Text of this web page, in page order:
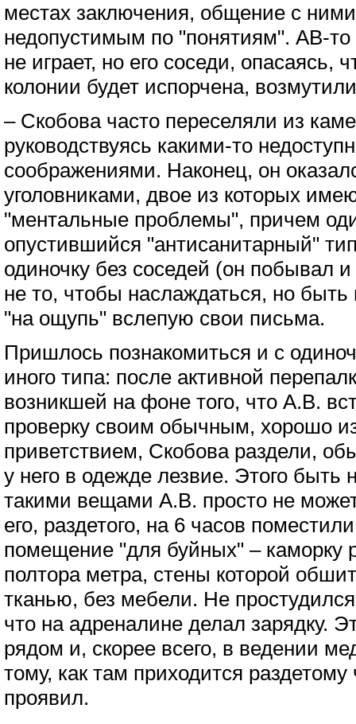
местах заключения, общение с ними
недопустимым по "понятиям". АВ-то
не играет, но его соседи, опасаясь,
колонии будет испорчена,
– Скобова часто переселяли из
руководствуясь какими-то
соображениями. Наконец, он
уголовниками, двое из которых
"ментальные проблемы", причем
опустившийся "антисанитарный"
одиночку без соседей (он побывал
не то, чтобы наслаждаться, но быть
"на ощупь" вслепую свои письма.
Пришлось познакомиться и с
иного типа: после активной
возникшей на фоне того, что А.В.
проверку своим обычным, хорошо
приветствием, Скобова раздели,
у него в одежде лезвие. Этого быть
такими вещами А.В. просто не
его, раздетого, на 6 часов
помещение "для буйных" – каморку
полтора метра, стены которой
тканью, без мебели. Не
что на адреналине делал зарядку.
рядом и, скорее всего, в ведении
тому, как там приходится раздетому
проявил.